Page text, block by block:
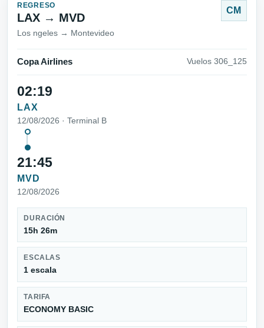
REGRESO
LAX → MVD
Los ngeles → Montevideo
CM
Copa Airlines Vuelos 306_125
02:19
LAX
12/08/2026 · Terminal B
21:45
MVD
12/08/2026
DURACIÓN
15h 26m
ESCALAS
1 escala
TARIFA
ECONOMY BASIC